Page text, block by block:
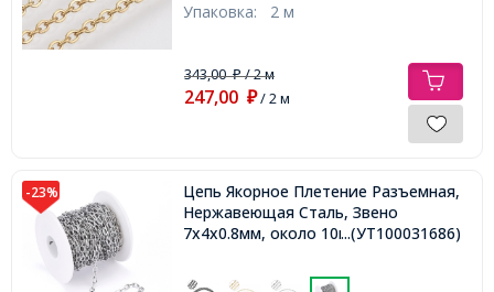
Упаковка: 2 м
343,00₽/ 2 м
247,00 ₽/ 2 м
-23%
Цепь Якорное Плетение Разъемная,
Нержавеющая Сталь, Звено
7х4х0.8мм, около 10м/катушка,
...(УТ100031686)